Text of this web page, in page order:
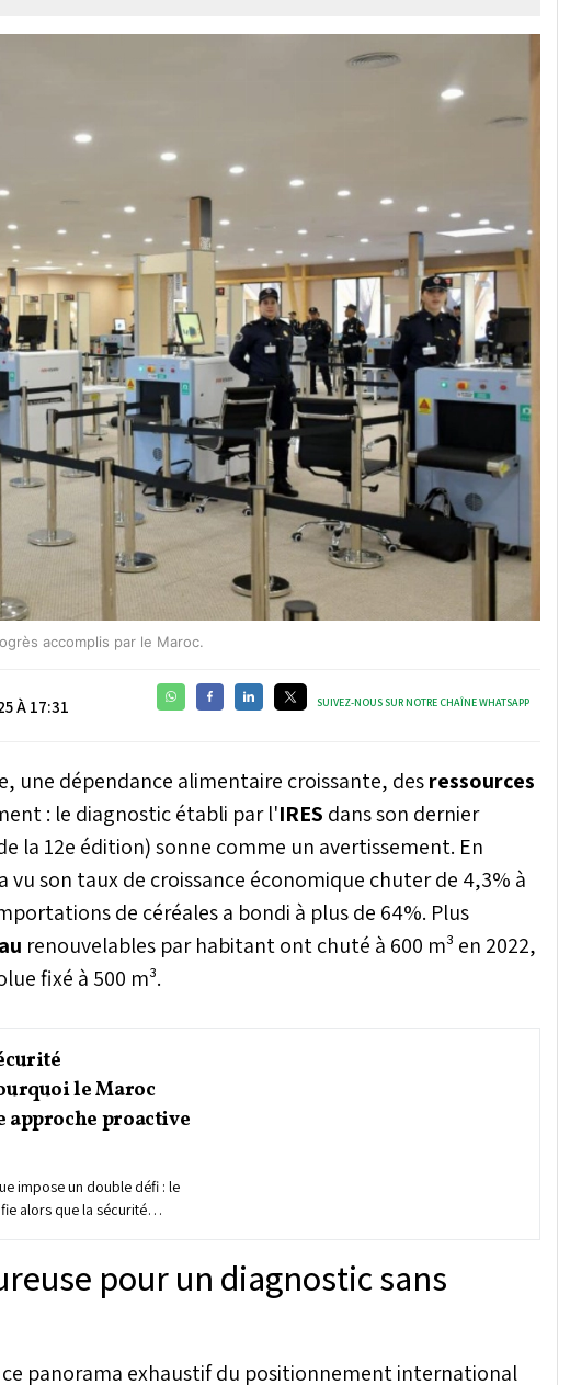
accomplis par le Maroc.
À 17:31 SUIVEZ-NOUS SUR NOTRE CHAÎNE WHATSAPP
une dépendance alimentaire croissante, desressources
: le diagnostic établi par l'IRES dans son dernier
la 12e édition) sonne comme un avertissement. En
a vu son taux de croissance économique chuter de 4,3% à
de céréales a bondi à plus de 64%. Plus
renouvelables par habitant ont chuté à 600 m³ en 2022,
fixé à 500 m³.
le Maroc
approche proactive
impose un double défi : le
alors que la sécurité
climatiques et
alerte sur l’interconnexion
pour un diagnostic sans
panorama exhaustif du positionnement international